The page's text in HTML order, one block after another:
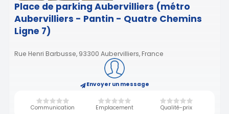
Place de parking Aubervilliers (métro
Aubervilliers - Pantin - Quatre Chemins
Ligne 7)
Rue Henri Barbusse, 93300 Aubervilliers, France
Envoyer un message
Communication Emplacement Qualité-prix